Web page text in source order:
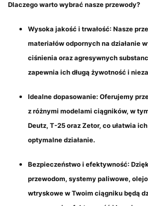
Dlaczego warto wybrać nasze przewody?
Wysoka jakość i trwałość: Nasze
materiałów odpornych na działanie
ciśnienia oraz agresywnych
zapewnia ich długą żywotność i
Idealne dopasowanie: Oferujemy
z różnymi modelami ciągników, w
Deutz, T-25 oraz Zetor, co ułatwia
optymalne działanie.
Bezpieczeństwo i efektywność:
przewodom, systemy paliwowe,
wtryskowe w Twoim ciągniku będą